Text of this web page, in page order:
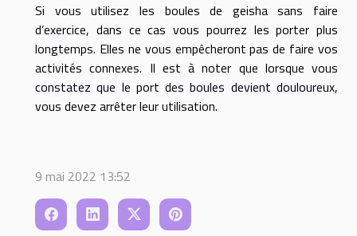
Si vous utilisez les boules de geisha sans faire
d’exercice, dans ce cas vous pourrez les porter plus
longtemps. Elles ne vous empêcheront pas de faire vos
activités connexes. Il est à noter que lorsque vous
constatez que le port des boules devient douloureux,
vous devez arrêter leur utilisation.
9 mai 2022 13:52